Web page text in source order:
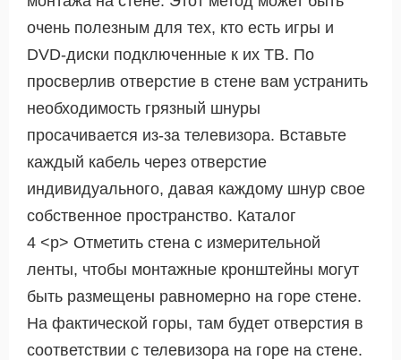
очень полезным для тех, кто есть игры и
DVD-диски подключенные к их ТВ. По
просверлив отверстие в стене вам устранить
необходимость грязный шнуры
просачивается из-за телевизора. Вставьте
каждый кабель через отверстие
индивидуального, давая каждому шнур свое
собственное пространство. Каталог
4 <р> Отметить стена с измерительной
ленты, чтобы монтажные кронштейны могут
быть размещены равномерно на горе стене.
На фактической горы, там будет отверстия в
соответствии с телевизора на горе на стене.